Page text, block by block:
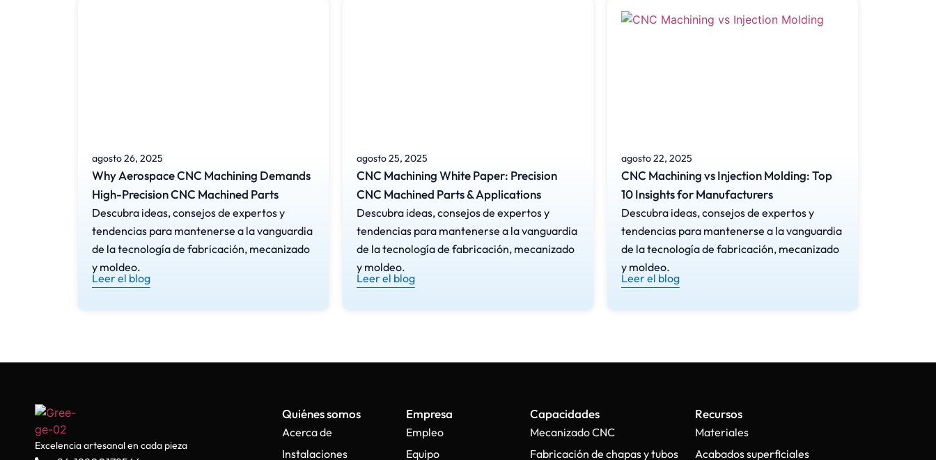
agosto 26, 2025
Why Aerospace CNC Machining Demands
High-Precision CNC Machined Parts
Descubra ideas, consejos de expertos y
tendencias para mantenerse a la vanguardia
de la tecnología de fabricación, mecanizado
y moldeo.
Leer el blog
agosto 25, 2025
CNC Machining White Paper: Precision
CNC Machined Parts & Applications
Descubra ideas, consejos de expertos y
tendencias para mantenerse a la vanguardia
de la tecnología de fabricación, mecanizado
y moldeo.
Leer el blog
agosto 22, 2025
CNC Machining vs Injection Molding: Top
10 Insights for Manufacturers
Descubra ideas, consejos de expertos y
tendencias para mantenerse a la vanguardia
de la tecnología de fabricación, mecanizado
y moldeo.
Leer el blog
Excelencia artesanal en cada pieza
Quiénes somos
Acerca de
Instalaciones
Empresa
Empleo
Equipo
Capacidades
Mecanizado CNC
Fabricación de chapas y tubos
Recursos
Materiales
Acabados superficiales